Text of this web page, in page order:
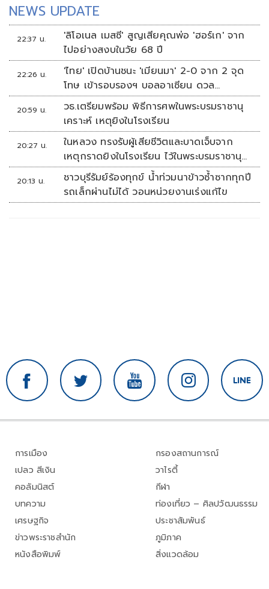
NEWS UPDATE
22:37 น.
'ลิโอเนล เมสซี' สูญเสียคุณพ่อ 'ฮอร์เก' จาก
ไปอย่างสงบในวัย 68 ปี
22:26 น.
'ไทย' เปิดบ้านชนะ 'เมียนมา' 2-0 จาก 2 จุด
โทษ เข้ารอบรองฯ บอลอาเซียน ดวล
'สิงคโปร์'
20:59 น.
วธ.เตรียมพร้อม พิธีการศพในพระบรมราชานุ
เคราะห์ เหตุยิงในโรงเรียน
20:27 น.
ในหลวง ทรงรับผู้เสียชีวิตและบาดเจ็บจาก
เหตุกราดยิงในโรงเรียน ไว้ในพระบรมราชานุ
เคราะห์
20:13 น.
ชาวบุรีรัมย์ร้องทุกข์ น้ำท่วมนาข้าวซ้ำซากทุกปี
รถเล็กผ่านไม่ได้ วอนหน่วยงานเร่งแก้ไข
การเมือง
เปลว สีเงิน
คอลัมนิสต์
บทความ
เศรษฐกิจ
ข่าวพระราชสำนัก
หนังสือพิมพ์
กรองสถานการณ์
วาไรตี้
กีฬา
ท่องเที่ยว – ศิลปวัฒนธรรม
ประชาสัมพันธ์
ภูมิภาค
สิ่งแวดล้อม